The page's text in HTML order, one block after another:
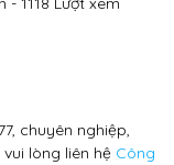
chuyên nghiệp,
lòng liên hệ Công